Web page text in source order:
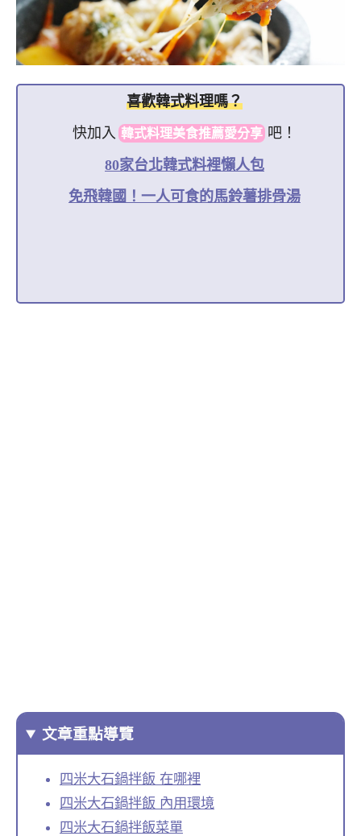
喜歡韓式料理嗎？
快加入 韓式料理美食推薦愛分享 吧！
80家台北韓式料裡懶人包
免飛韓國！一人可食的馬鈴薯排骨湯
文章重點導覽
四米大石鍋拌飯 在哪裡
四米大石鍋拌飯 內用環境
四米大石鍋拌飯菜單